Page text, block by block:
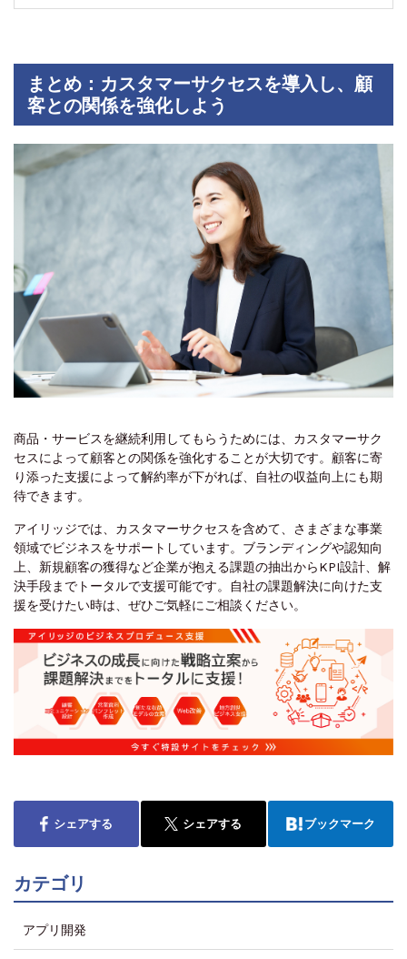
まとめ：カスタマーサクセスを導入し、顧
客との関係を強化しよう
商品・サービスを継続利用してもらうためには、カスタマーサク
セスによって顧客との関係を強化することが大切です。顧客に寄
り添った支援によって解約率が下がれば、自社の収益向上にも期
待できます。
アイリッジでは、カスタマーサクセスを含めて、さまざまな事業
領域でビジネスをサポートしています。ブランディングや認知向
上、新規顧客の獲得など企業が抱える課題の抽出からKPI設計、解
決手段までトータルで支援可能です。自社の課題解決に向けた支
援を受けたい時は、ぜひご気軽にご相談ください。
シェアする シェアする ブックマーク
カテゴリ
アプリ開発